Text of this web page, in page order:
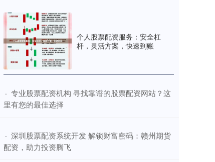
个人股票配资服务：安全杠
杆，灵活方案，快速到账
· ​专业股票配资机构 寻找靠谱的股票配资网站？这
里有您的最佳选择
· ​深圳股票配资系统开发 解锁财富密码：赣州期货
配资，助力投资腾飞